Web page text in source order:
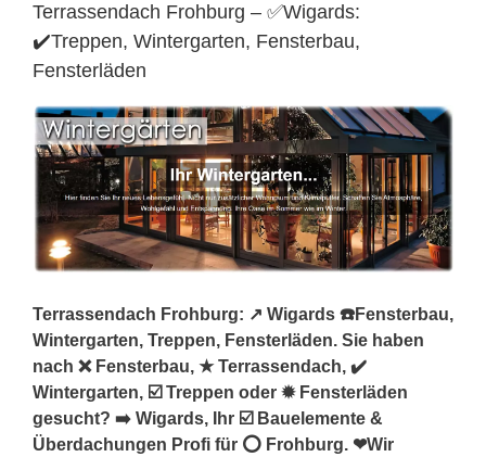
Terrassendach Frohburg – ✅Wigards:
✔️Treppen, Wintergarten, Fensterbau,
Fensterläden
Terrassendach Frohburg: ↗️ Wigards ☎️Fensterbau,
Wintergarten, Treppen, Fensterläden. Sie haben
nach ❌ Fensterbau, ★ Terrassendach, ✔️
Wintergarten, ☑️ Treppen oder ✹ Fensterläden
gesucht? ➡️ Wigards, Ihr ☑️ Bauelemente &
Überdachungen Profi für ⭕ Frohburg. ❤Wir